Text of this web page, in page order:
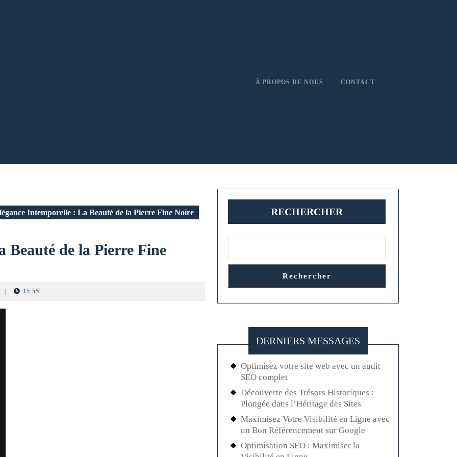
À PROPOS DE NOUS CONTACT
Intemporelle : La Beauté de la Pierre Fine Noire
Beauté de la Pierre Fine
15:55
RECHERCHER
Rechercher
DERNIERS MESSAGES
Optimisez votre site web avec un audit
SEO complet
Découverte des Trésors Historiques :
Plongée dans l’Héritage des Sites
Maximisez Votre Visibilité en Ligne avec
un Bon Référencement sur Google
Optimisation SEO : Maximiser la